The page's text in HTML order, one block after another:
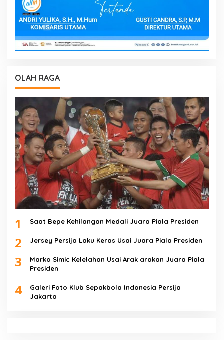
OLAH RAGA
1 Saat Bepe Kehilangan Medali Juara Piala Presiden
2 Jersey Persija Laku Keras Usai Juara Piala Presiden
3
Marko Simic Kelelahan Usai Arak arakan Juara Piala
Presiden
4
Galeri Foto Klub Sepakbola Indonesia Persija
Jakarta